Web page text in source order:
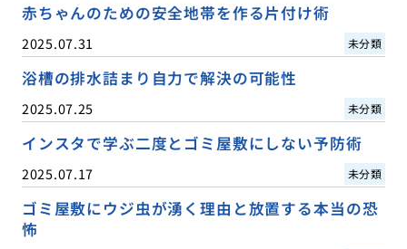
赤ちゃんのための安全地帯を作る片付け術
2025.07.31 未分類
浴槽の排水詰まり自力で解決の可能性
2025.07.25 未分類
インスタで学ぶ二度とゴミ屋敷にしない予防術
2025.07.17 未分類
ゴミ屋敷にウジ虫が湧く理由と放置する本当の恐
怖